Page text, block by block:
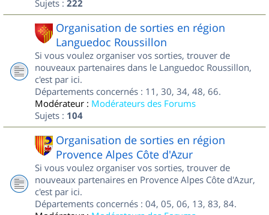
Sujets : 222
Organisation de sorties en région
Languedoc Roussillon
Si vous voulez organiser vos sorties, trouver de
nouveaux partenaires dans le Languedoc Roussillon,
c'est par ici.
Départements concernés : 11, 30, 34, 48, 66.
Modérateur : Modérateurs des Forums
Sujets : 104
Organisation de sorties en région
Provence Alpes Côte d'Azur
Si vous voulez organiser vos sorties, trouver de
nouveaux partenaires en Provence Alpes Côte d'Azur,
c'est par ici.
Départements concernés : 04, 05, 06, 13, 83, 84.